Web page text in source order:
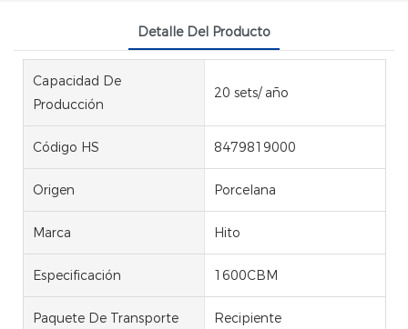
Detalle Del Producto
Capacidad De
Producción
20 sets/ año
Código HS 8479819000
Origen Porcelana
Marca Hito
Especificación 1600CBM
Paquete De Transporte Recipiente